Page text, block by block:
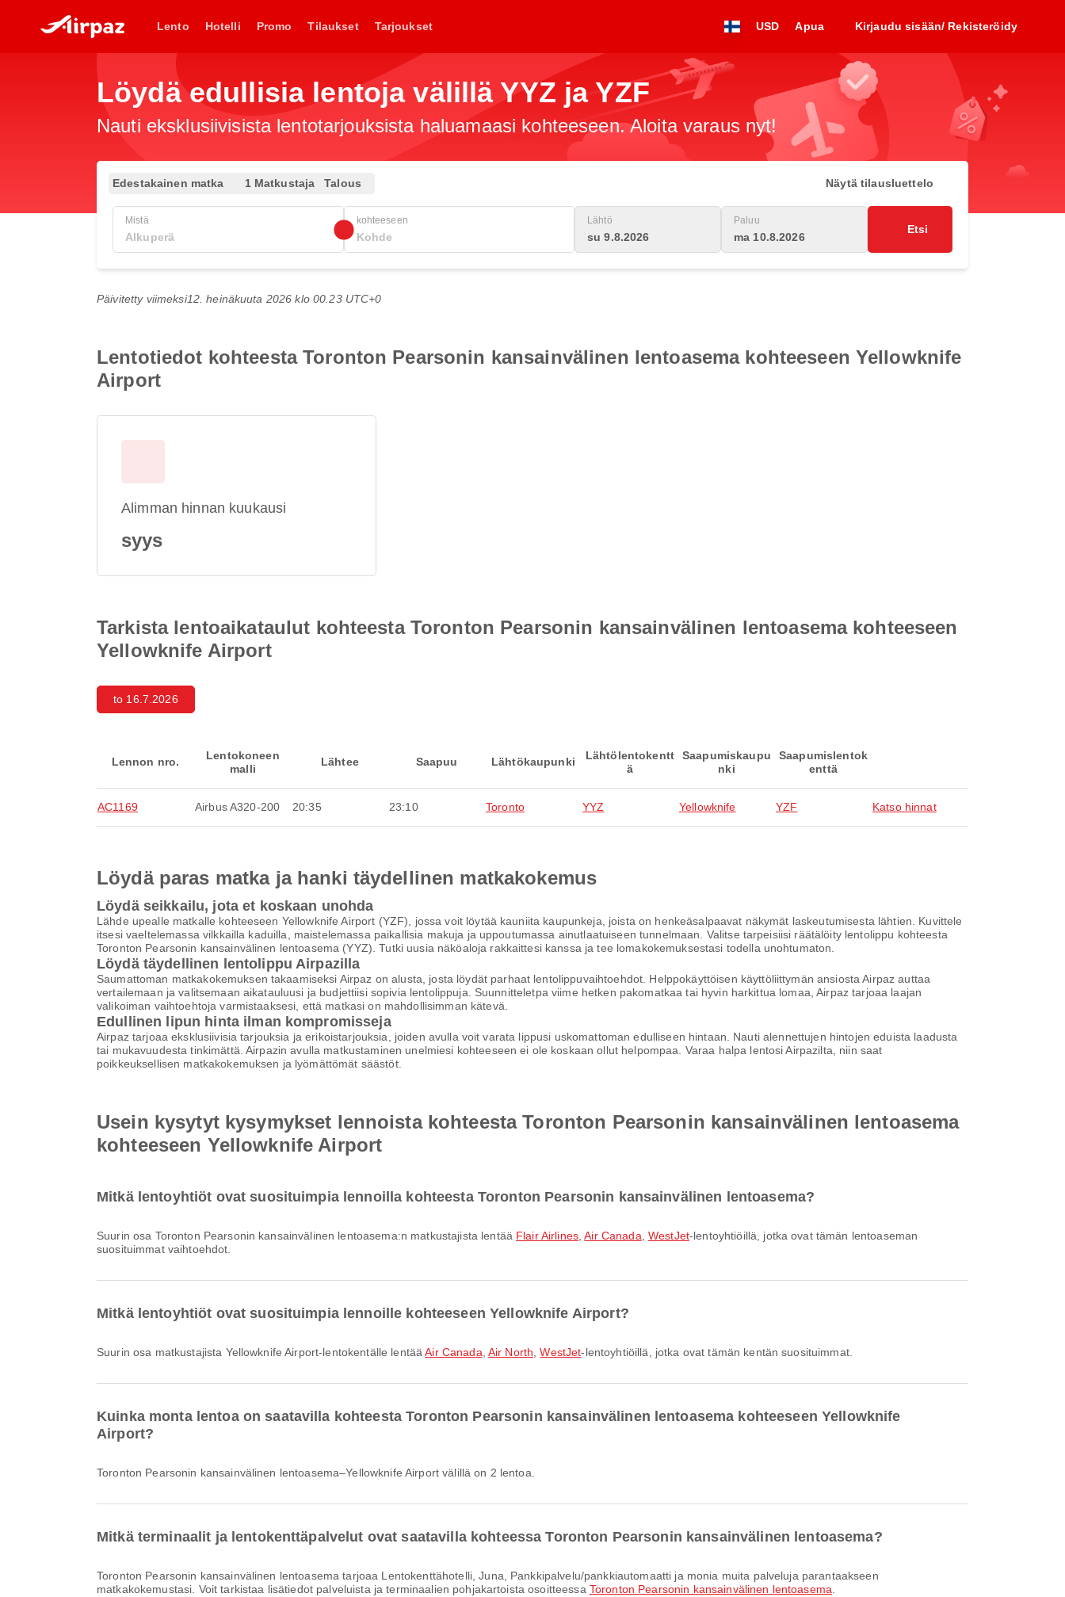
Lento Hotelli Promo Tilaukset Tarjoukset USD Apua Kirjaudu sisään/ Rekisteröidy
Löydä edullisia lentoja välillä YYZ ja YZF
Nauti eksklusiivisista lentotarjouksista haluamaasi kohteeseen. Aloita varaus nyt!
Edestakainen matka 1 Matkustaja Talous Näytä tilausluettelo
Mistä kohteeseen Lähtö
su 9.8.2026
Paluu
ma 10.8.2026
Etsi
Päivitetty viimeksi12. heinäkuuta 2026 klo 00.23 UTC+0
Lentotiedot kohteesta Toronton Pearsonin kansainvälinen lentoasema kohteeseen Yellowknife
Airport
Alimman hinnan kuukausi
syys
Tarkista lentoaikataulut kohteesta Toronton Pearsonin kansainvälinen lentoasema kohteeseen
Yellowknife Airport
to 16.7.2026
Lennon nro.
Lentokoneen
malli
Lähtee Saapuu Lähtökaupunki
Lähtölentokentt
ä
Saapumiskaupu
nki
Saapumislentok
enttä
AC1169 Airbus A320-200 20:35 23:10 Toronto YYZ Yellowknife YZF Katso hinnat
Löydä paras matka ja hanki täydellinen matkakokemus
Löydä seikkailu, jota et koskaan unohda
Lähde upealle matkalle kohteeseen Yellowknife Airport (YZF), jossa voit löytää kauniita kaupunkeja, joista on henkeäsalpaavat näkymät laskeutumisesta lähtien. Kuvittele
itsesi vaeltelemassa vilkkailla kaduilla, maistelemassa paikallisia makuja ja uppoutumassa ainutlaatuiseen tunnelmaan. Valitse tarpeisiisi räätälöity lentolippu kohteesta
Toronton Pearsonin kansainvälinen lentoasema (YYZ). Tutki uusia näköaloja rakkaittesi kanssa ja tee lomakokemuksestasi todella unohtumaton.
Löydä täydellinen lentolippu Airpazilla
Saumattoman matkakokemuksen takaamiseksi Airpaz on alusta, josta löydät parhaat lentolippuvaihtoehdot. Helppokäyttöisen käyttöliittymän ansiosta Airpaz auttaa
vertailemaan ja valitsemaan aikatauluusi ja budjettiisi sopivia lentolippuja. Suunnitteletpa viime hetken pakomatkaa tai hyvin harkittua lomaa, Airpaz tarjoaa laajan
valikoiman vaihtoehtoja varmistaaksesi, että matkasi on mahdollisimman kätevä.
Edullinen lipun hinta ilman kompromisseja
Airpaz tarjoaa eksklusiivisia tarjouksia ja erikoistarjouksia, joiden avulla voit varata lippusi uskomattoman edulliseen hintaan. Nauti alennettujen hintojen eduista laadusta
tai mukavuudesta tinkimättä. Airpazin avulla matkustaminen unelmiesi kohteeseen ei ole koskaan ollut helpompaa. Varaa halpa lentosi Airpazilta, niin saat
poikkeuksellisen matkakokemuksen ja lyömättömät säästöt.
Usein kysytyt kysymykset lennoista kohteesta Toronton Pearsonin kansainvälinen lentoasema
kohteeseen Yellowknife Airport
Mitkä lentoyhtiöt ovat suosituimpia lennoilla kohteesta Toronton Pearsonin kansainvälinen lentoasema?
Suurin osa Toronton Pearsonin kansainvälinen lentoasema:n matkustajista lentää Flair Airlines ,Air Canada WestJet-lentoyhtiöillä, jotka ovat tämän lentoaseman
suosituimmat vaihtoehdot.
Mitkä lentoyhtiöt ovat suosituimpia lennoille kohteeseen Yellowknife Airport?
Suurin osa matkustajista Yellowknife Airport-lentokentälle lentääAir Canada Air North ,WestJet-lentoyhtiöillä, jotka ovat tämän kentän suosituimmat.
Kuinka monta lentoa on saatavilla kohteesta Toronton Pearsonin kansainvälinen lentoasema kohteeseen Yellowknife
Airport?
Toronton Pearsonin kansainvälinen lentoasema–Yellowknife Airport välillä on 2 lentoa.
Mitkä terminaalit ja lentokenttäpalvelut ovat saatavilla kohteessa Toronton Pearsonin kansainvälinen lentoasema?
Toronton Pearsonin kansainvälinen lentoasema tarjoaa Lentokenttähotelli, Juna, Pankkipalvelu/pankkiautomaatti ja monia muita palveluja parantaakseen
matkakokemustasi. Voit tarkistaa lisätiedot palveluista ja terminaalien pohjakartoista osoitteessa Toronton Pearsonin kansainvälinen lentoasema